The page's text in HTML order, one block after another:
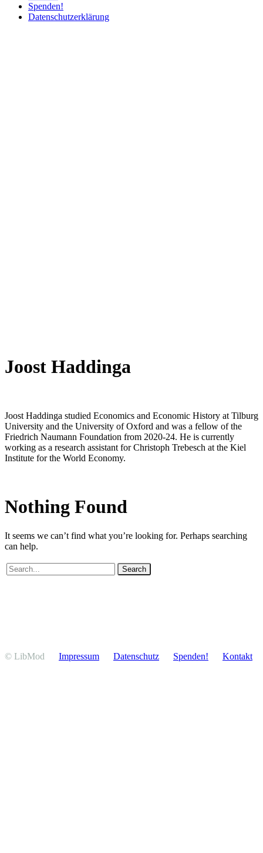
Spenden!
Daten­schutz­er­klärung
Joost Haddinga
Joost Haddinga studied Economics and Economic History at Tilburg
University and the University of Oxford and was a fellow of the
Friedrich Naumann Foundation from 2020-24. He is currently
working as a research assistant for Christoph Trebesch at the Kiel
Institute for the World Economy.
Nothing Found
It seems we can’t find what you’re looking for. Perhaps searching
can help.
Search
© LibMod Impressum Daten­schutz Spenden! Kontakt